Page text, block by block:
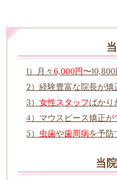
1）月々6,000円〜
2）経験豊富な院長が矯
3） 女性スタッフばかり
4）マウスピース矯正が
5） 虫歯や歯周病を予防
当